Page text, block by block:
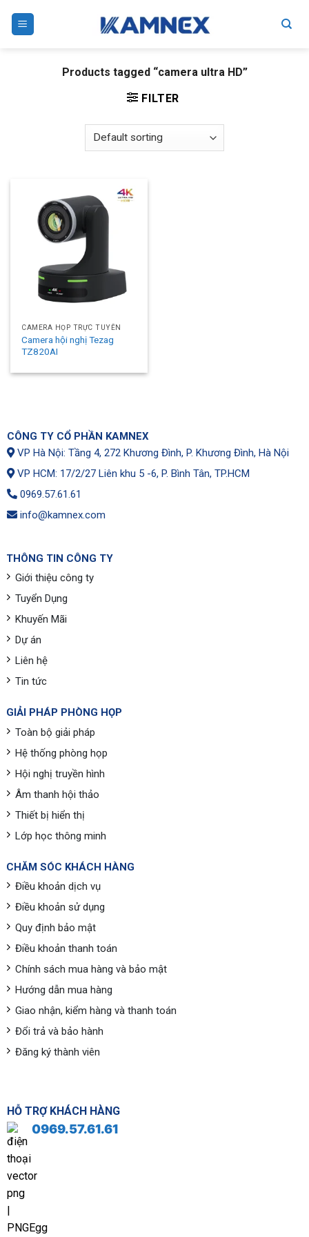
Products tagged “camera ultra HD”
FILTER
CAMERA HỌP TRỰC TUYẾN
Camera hội nghị Tezag
TZ820AI
CÔNG TY CỔ PHẦN KAMNEX
VP Hà Nội: Tầng 4, 272 Khương Đình, P. Khương Đình, Hà Nội
VP HCM: 17/2/27 Liên khu 5 -6, P. Bình Tân, TP.HCM
0969.57.61.61
info@kamnex.com
THÔNG TIN CÔNG TY
Giới thiệu công ty
Tuyển Dụng
Khuyến Mãi
Dự án
Liên hệ
Tin tức
GIẢI PHÁP PHÒNG HỌP
Toàn bộ giải pháp
Hệ thống phòng họp
Hội nghị truyền hình
Âm thanh hội thảo
Thiết bị hiển thị
Lớp học thông minh
CHĂM SÓC KHÁCH HÀNG
Điều khoản dịch vụ
Điều khoản sử dụng
Quy định bảo mật
Điều khoản thanh toán
Chính sách mua hàng và bảo mật
Hướng dẫn mua hàng
Giao nhận, kiểm hàng và thanh toán
Đổi trả và bảo hành
Đăng ký thành viên
HỖ TRỢ KHÁCH HÀNG
0969.57.61.61